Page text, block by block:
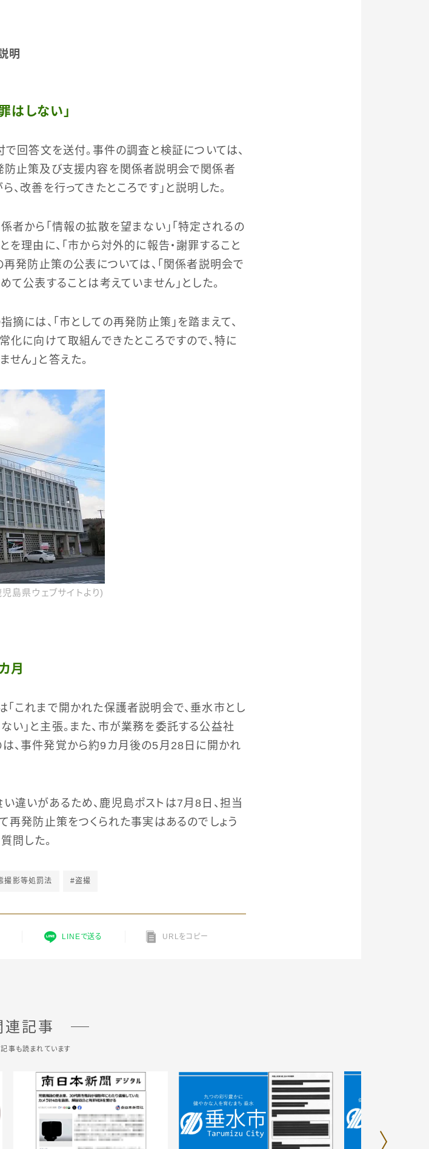
明
はしない」
回答文を送付。事件の調査と検証については、
防止策及び支援内容を関係者説明会で関係者
改善を行ってきたところです」と説明した。
者から「情報の拡散を望まない」「特定されるの
を理由に、「市から対外的に報告・謝罪すること
再発防止策の公表については、「関係者説明会で
て公表することは考えていません」とした。
には、「市としての再発防止策」を踏まえて、
化に向けて取組んできたところですので、特に
ん」と答えた。
島県ウェブサイトより)
月
これまで開かれた保護者説明会で、垂水市とし
」と主張。また、市が業務を委託する公益社
、事件発覚から約9カ月後の5月28日に開かれ
違いがあるため、鹿児島ポストは7月8日、担当
再発防止策をつくられた事実はあるのでしょう
問した。
撮影等処罰法 #盗撮
LINEで送る URLをコピー
連記事
事も読まれています